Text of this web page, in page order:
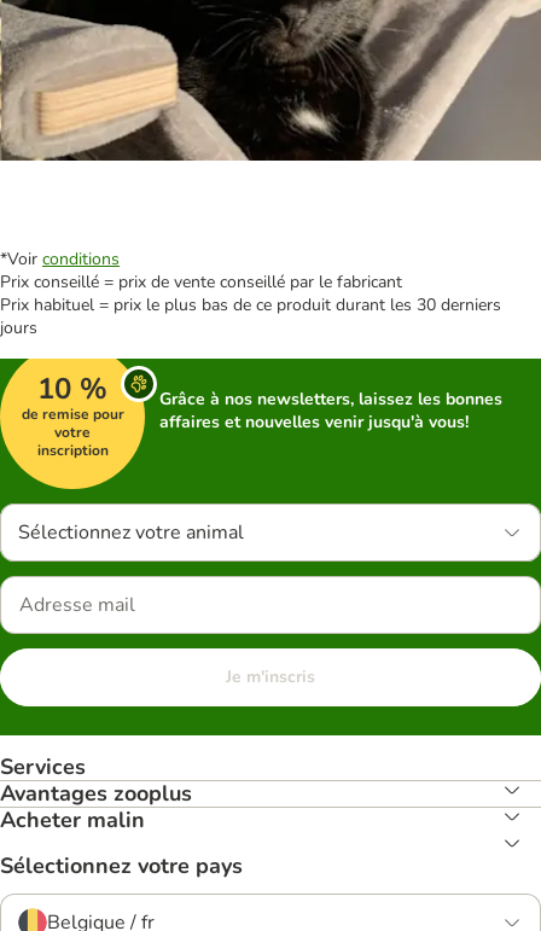
*Voir conditions
Prix conseillé = prix de vente conseillé par le fabricant
Prix habituel = prix le plus bas de ce produit durant les 30 derniers
jours
10 %
de remise pour
votre
inscription
Grâce à nos newsletters, laissez les bonnes
affaires et nouvelles venir jusqu'à vous!
Sélectionnez votre animal
Je m'inscris
Services
Avantages zooplus
Acheter malin
Sélectionnez votre pays
Belgique / fr